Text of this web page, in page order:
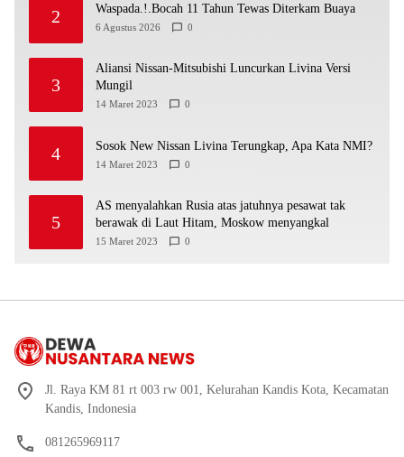
2 Waspada.!.Bocah 11 Tahun Tewas Diterkam Buaya
6 Agustus 2026 0
3
Aliansi Nissan-Mitsubishi Luncurkan Livina Versi
Mungil
14 Maret 2023 0
4 Sosok New Nissan Livina Terungkap, Apa Kata NMI?
14 Maret 2023 0
5
AS menyalahkan Rusia atas jatuhnya pesawat tak
berawak di Laut Hitam, Moskow menyangkal
15 Maret 2023 0
Jl. Raya KM 81 rt 003 rw 001, Kelurahan Kandis Kota, Kecamatan
Kandis, Indonesia
081265969117